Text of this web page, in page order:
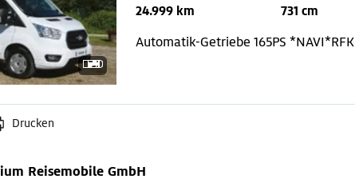
24.999 km 731 cm
Automatik-Getriebe 165PS *NAVI*RFK
Drucken
Reisemobile GmbH